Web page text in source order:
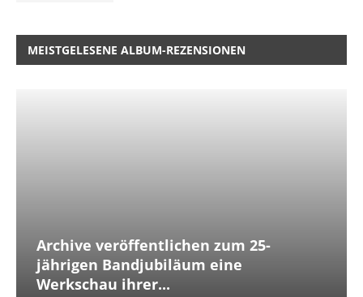
MEISTGELESENE ALBUM-REZENSIONEN
Archive veröffentlichen zum 25-
jährigen Bandjubiläum eine
Werkschau ihrer...